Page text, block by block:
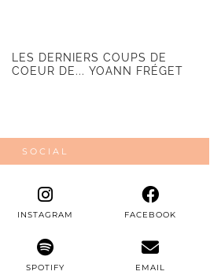
LES DERNIERS COUPS DE
COEUR DE... YOANN FRÉGET
SOCIAL
INSTAGRAM FACEBOOK
SPOTIFY EMAIL